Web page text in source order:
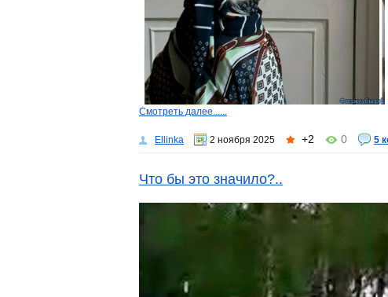
Смотреть далее......
Ellinka 2 ноября 2025 +2 0 5
Что бы это значило?..